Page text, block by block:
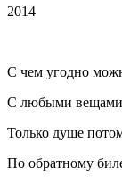
2014
С чем угодно
С любыми вещами
Только душе
По обратному